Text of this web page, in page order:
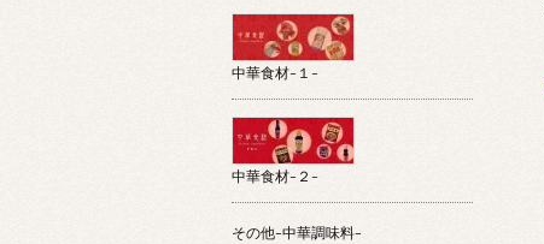
中華食材-１-
中華食材-２-
その他-中華調味料-